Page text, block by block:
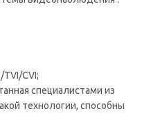
CVI;
специалистами из
технологии, способны